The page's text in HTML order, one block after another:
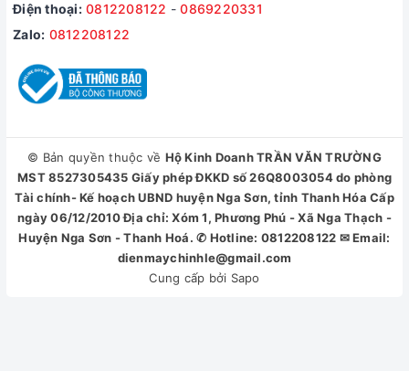
*Hình ảnh chỉ mang tính chất minh họa
Chương trình rửa
- Máy rửa chén Whirlpool được tích hợp sẵn 8 chương trình
rửa tự động: rửa tiết kiệm, rửa 6 giác quan, rửa mạnh, rửa và
sấy nhanh nhẹ, đồ thủy tinh, 30 phút, im lặng, rửa sơ.
- Trong đó, chương trình rửa thông minh 6 giác quan với khả
năng tự cảm nhận mức độ bẩn của chén bát từ đó tự động
Điện thoại: 0812208122 -0869220331
Zalo: 0812208122
© Bản quyền thuộc về Hộ Kinh Doanh TRẦN VĂN TRƯỜNG
MST 8527305435 Giấy phép ĐKKD số 26Q8003054 do phòng
Tài chính- Kế hoạch UBND huyện Nga Sơn, tỉnh Thanh Hóa Cấp
ngày 06/12/2010 Địa chỉ: Xóm 1, Phương Phú - Xã Nga Thạch -
Huyện Nga Sơn - Thanh Hoá. ✆ Hotline: 0812208122 ✉ Email:
dienmaychinhle@gmail.com
Cung cấp bởi Sapo